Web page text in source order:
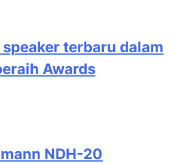
terbaru dalam
Awards
NDH-20